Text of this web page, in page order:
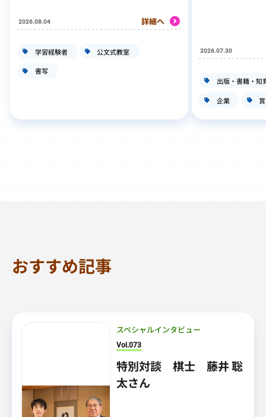
2026.08.04 詳細へ
学習経験者 公文式教室
書写
2026.07.30
出版・書籍・知
企業 賞
おすすめ記事
スペシャルインタビュー
Vol.073
特別対談 棋士 藤井 聡
太さん